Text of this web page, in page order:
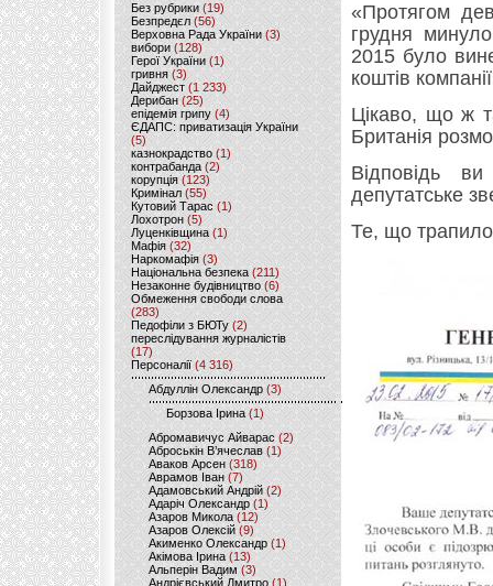
Без рубрики (19)
Безпредєл(56)
Верховна Рада України (3)
вибори(128)
Герої України(1)
гривня (3)
Дайджест (1 233)
Дерибан (25)
епідемія грипу (4)
ЄДАПС: приватизація України
(5)
казнокрадство (1)
контрабанда (2)
корупція (123)
Кримінал (55)
Кутовий Тарас (1)
Лохотрон(5)
Луценківщина (1)
Мафія (32)
Наркомафія (3)
Національна безпека (211)
Незаконне будівництво(6)
Обмеження свободи слова
(283)
Педофіли з БЮТу (2)
переслідування журналістів
(17)
Персоналії (4 316)
Абдуллін Олександр (3)
Борзова Ірина(1)
Абромавичус Айварас (2)
Аброськін В’ячеслав(1)
Аваков Арсен (318)
Аврамов Іван (7)
Адамовський Андрій(2)
Адаріч Олександр (1)
Азаров Микола (12)
Азаров Олексій (9)
Акименко Олександр(1)
Акімова Ірина(13)
Альперін Вадим (3)
Андрієвський Дмитро(1)
«Протягом
грудня
2015 було
коштів
Цікаво, що ж
Британія
Відповідь
депутатське
Те, що